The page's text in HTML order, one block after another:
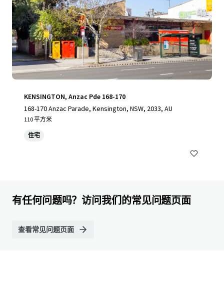
KENSINGTON, Anzac Pde 168-170
168-170 Anzac Parade, Kensington, NSW, 2033, AU
110 平方米
住宅
有任何问题吗？访问我们的常见问题页面
查看常见问题页面